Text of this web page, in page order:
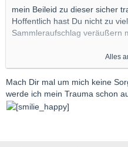
mein Beileid zu dieser sicher
Hoffentlich hast Du nicht zu
Sammleraufschlag veräußern
ich glaube ich behalte meine
Alles
Mach Dir mal um mich keine
werde ich mein Trauma schon